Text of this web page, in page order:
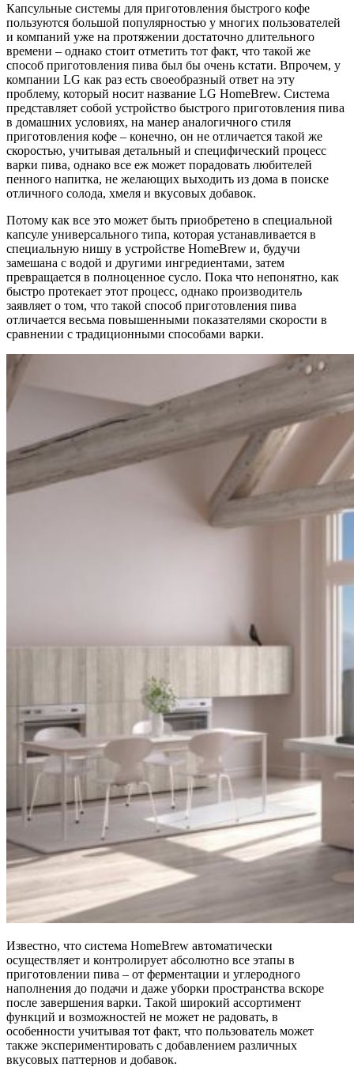
Капсульные системы для приготовления быстрого кофе
пользуются большой популярностью у многих пользователей
и компаний уже на протяжении достаточно длительного
времени – однако стоит отметить тот факт, что такой же
способ приготовления пива был бы очень кстати. Впрочем, у
компании LG как раз есть своеобразный ответ на эту
проблему, который носит название LG HomeBrew. Система
представляет собой устройство быстрого приготовления пива
в домашних условиях, на манер аналогичного стиля
приготовления кофе – конечно, он не отличается такой же
скоростью, учитывая детальный и специфический процесс
варки пива, однако все еж может порадовать любителей
пенного напитка, не желающих выходить из дома в поиске
отличного солода, хмеля и вкусовых добавок.
Потому как все это может быть приобретено в специальной
капсуле универсального типа, которая устанавливается в
специальную нишу в устройстве HomeBrew и, будучи
замешана с водой и другими ингредиентами, затем
превращается в полноценное сусло. Пока что непонятно, как
быстро протекает этот процесс, однако производитель
заявляет о том, что такой способ приготовления пива
отличается весьма повышенными показателями скорости в
сравнении с традиционными способами варки.
Известно, что система HomeBrew автоматически
осуществляет и контролирует абсолютно все этапы в
приготовлении пива – от ферментации и углеродного
наполнения до подачи и даже уборки пространства вскоре
после завершения варки. Такой широкий ассортимент
функций и возможностей не может не радовать, в
особенности учитывая тот факт, что пользователь может
также экспериментировать с добавлением различных
вкусовых паттернов и добавок.